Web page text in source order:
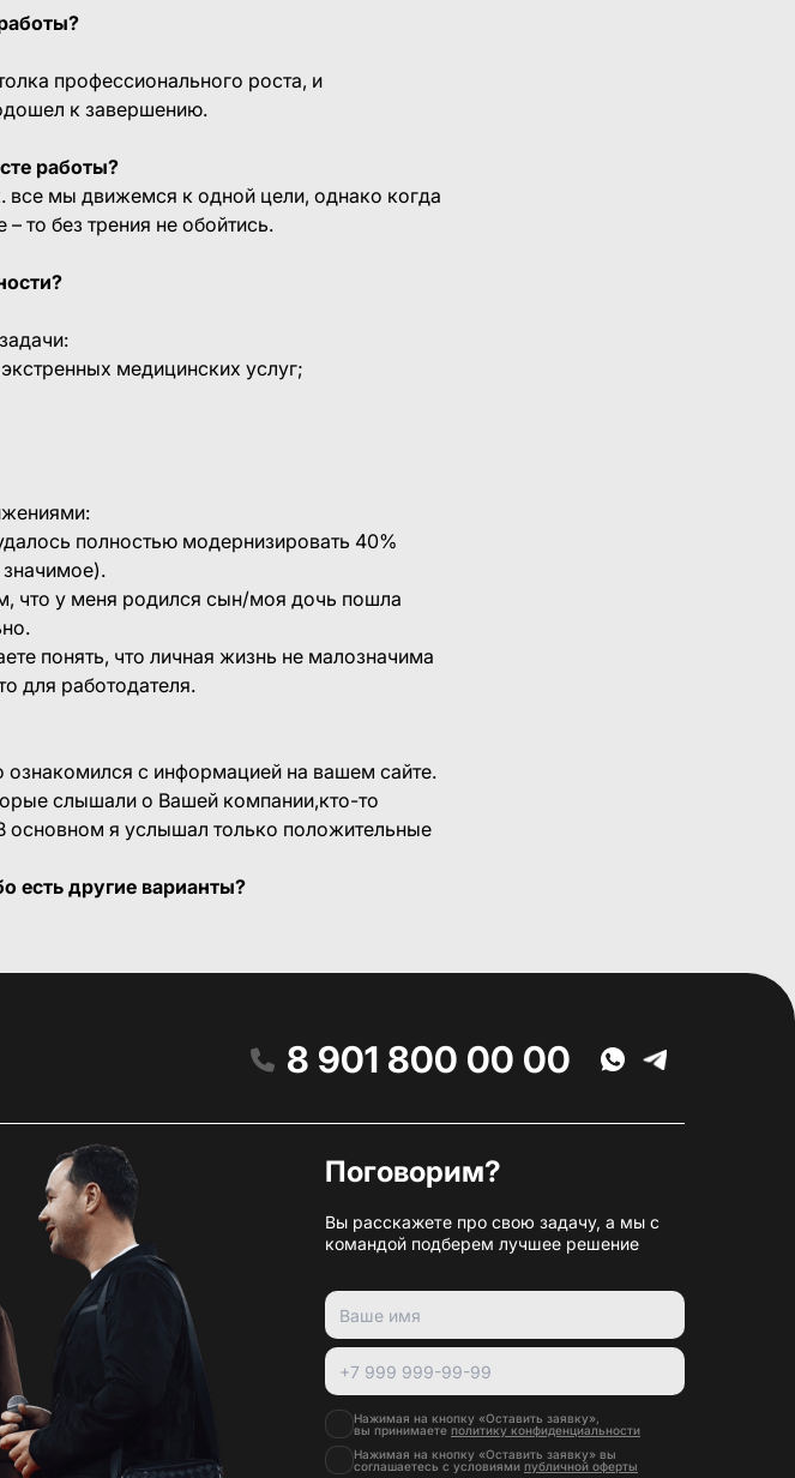
профессионального роста, и
к завершению.
работы?
все мы движемся к одной цели, однако когда
то без трения не обойтись.
медицинских услуг;
полностью модернизировать 40%
что у меня родился сын/моя дочь пошла
понять, что личная жизнь не малозначима
для работодателя.
ознакомился с информацией на вашем сайте.
слышали о Вашей компании,кто-то
основном я услышал только положительные
есть другие варианты?
8 901 800 00 00
Поговорим?
Вы расскажете про свою задачу, а мы с
командой подберем лучшее решение
Нажимая на кнопку «Оставить заявку»,
вы принимаете политику конфиденциальности
Нажимая на кнопку «Оставить заявку» вы
соглашаетесь с условиями публичной оферты